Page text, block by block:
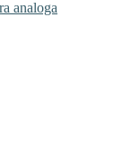
analoga